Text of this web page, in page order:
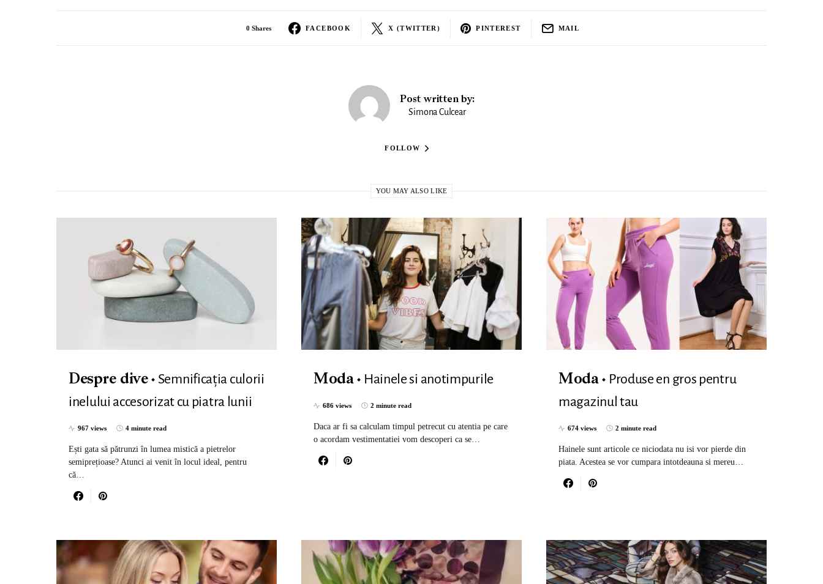
0 Shares FACEBOOK X (TWITTER) PINTEREST MAIL
Post written by:
Simona Culcear
FOLLOW
YOU MAY ALSO LIKE
Despre dive
Semnificația culorii
inelului accesorizat cu piatra lunii
967 views 4 minute read
Ești gata să pătrunzi în lumea mistică a pietrelor
semiprețioase? Atunci ai venit în locul ideal, pentru
că…
Moda Hainele si anotimpurile
686 views 2 minute read
Daca ar fi sa calculam timpul petrecut cu atentia pe care
o acordam vestimentatiei vom descoperi ca se…
Moda
Produse en gros pentru
magazinul tau
674 views 2 minute read
Hainele sunt articole ce niciodata nu isi vor pierde din
piata. Acestea se vor cumpara intotdeauna si mereu…